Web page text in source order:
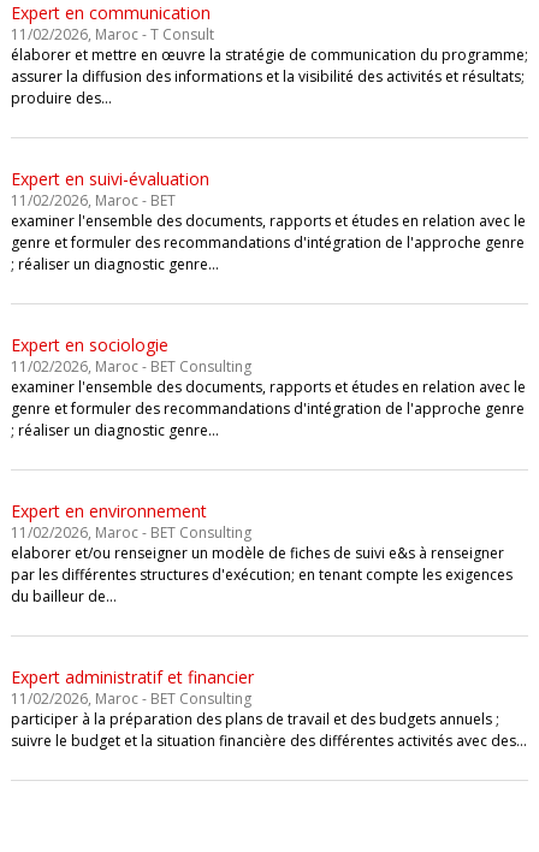
Expert en communication
11/02/2026, Maroc - T Consult
élaborer et mettre en œuvre la stratégie de communication du programme;
assurer la diffusion des informations et la visibilité des activités et résultats;
produire des…
Expert en suivi-évaluation
11/02/2026, Maroc - BET
examiner l'ensemble des documents, rapports et études en relation avec le
genre et formuler des recommandations d'intégration de l'approche genre
; réaliser un diagnostic genre…
Expert en sociologie
11/02/2026, Maroc - BET Consulting
examiner l'ensemble des documents, rapports et études en relation avec le
genre et formuler des recommandations d'intégration de l'approche genre
; réaliser un diagnostic genre…
Expert en environnement
11/02/2026, Maroc - BET Consulting
elaborer et/ou renseigner un modèle de fiches de suivi e&s à renseigner
par les différentes structures d'exécution; en tenant compte les exigences
du bailleur de…
Expert administratif et financier
11/02/2026, Maroc - BET Consulting
participer à la préparation des plans de travail et des budgets annuels ;
suivre le budget et la situation financière des différentes activités avec des…